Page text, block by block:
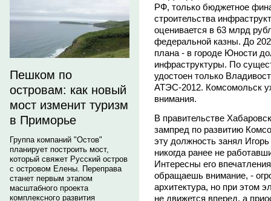
Пешком по
островам: как новый
мост изменит туризм
в Приморье
Группа компаний "Остов"
планирует построить мост,
который свяжет Русский остров
с островом Елены. Переправа
станет первым этапом
масштабного проекта
комплексного развития
РФ, только бюджетное
строительства
оценивается в 63 млрд
федеральной казны. До
плана - в городе Юности
инфраструктуры. По
удостоен только
АТЭС-2012. Комсомольск
внимания.
В правительстве
зампред по развитию
эту должность занял
никогда ранее не
Интересны его
обращаешь внимание, -
архитектура, но при этом
не движется вперед, а